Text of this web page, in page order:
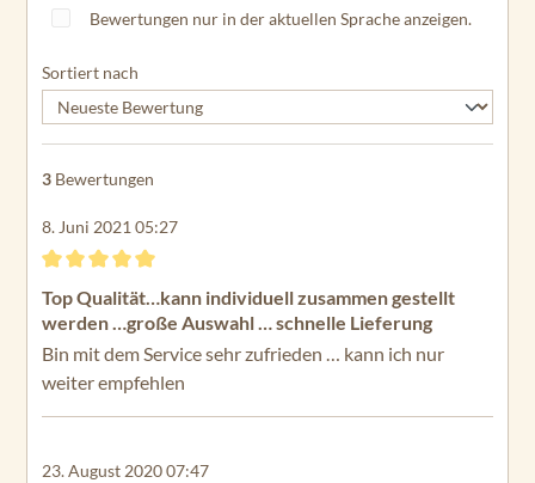
Bewertungen nur in der aktuellen Sprache anzeigen.
Sortiert nach
3 Bewertungen
8. Juni 2021 05:27
Bewertung mit 5 von 5 Sternen
Top Qualität…kann individuell zusammen gestellt
werden …große Auswahl … schnelle Lieferung
Bin mit dem Service sehr zufrieden … kann ich nur
weiter empfehlen
23. August 2020 07:47